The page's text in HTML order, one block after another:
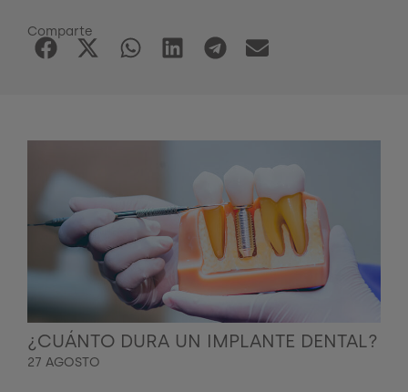
Comparte
¿CUÁNTO DURA UN IMPLANTE DENTAL?
27 AGOSTO